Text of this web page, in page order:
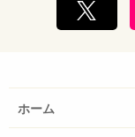
ホーム